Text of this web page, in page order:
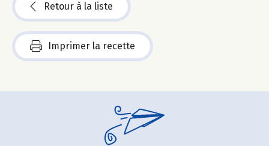
Retour à la liste
Imprimer la recette